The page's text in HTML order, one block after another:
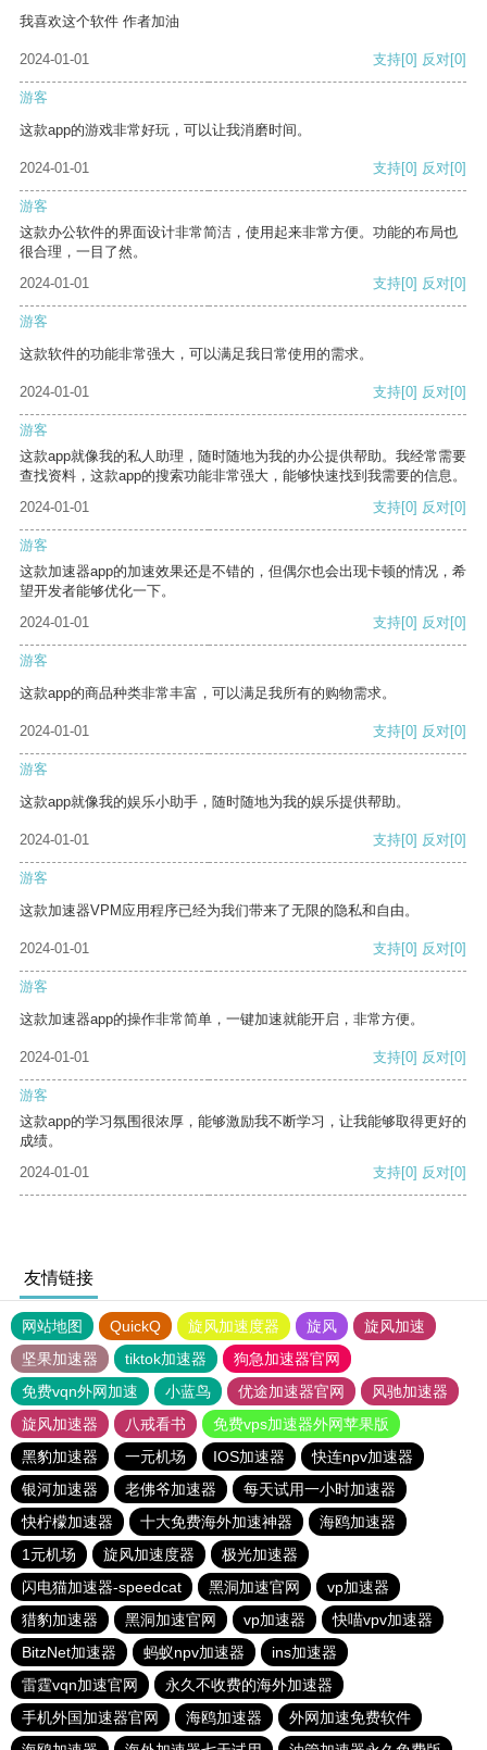
我喜欢这个软件 作者加油
2024-01-01 支持[0] 反对[0]
游客
这款app的游戏非常好玩，可以让我消磨时间。
2024-01-01 支持[0] 反对[0]
游客
这款办公软件的界面设计非常简洁，使用起来非常方便。功能的布局也
很合理，一目了然。
2024-01-01
支持[0] 反对[0]
游客
这款软件的功能非常强大，可以满足我日常使用的需求。
2024-01-01 支持[0] 反对[0]
游客
这款app就像我的私人助理，随时随地为我的办公提供帮助。我经常需要
查找资料，这款app的搜索功能非常强大，能够快速找到我需要的信息。
2024-01-01
支持[0] 反对[0]
游客
这款加速器app的加速效果还是不错的，但偶尔也会出现卡顿的情况，希
望开发者能够优化一下。
2024-01-01
支持[0] 反对[0]
游客
这款app的商品种类非常丰富，可以满足我所有的购物需求。
2024-01-01 支持[0] 反对[0]
游客
这款app就像我的娱乐小助手，随时随地为我的娱乐提供帮助。
2024-01-01 支持[0] 反对[0]
游客
这款加速器VPM应用程序已经为我们带来了无限的隐私和自由。
2024-01-01 支持[0] 反对[0]
游客
这款加速器app的操作非常简单，一键加速就能开启，非常方便。
2024-01-01 支持[0] 反对[0]
游客
这款app的学习氛围很浓厚，能够激励我不断学习，让我能够取得更好的
成绩。
2024-01-01
支持[0] 反对[0]
友情链接
网站地图 QuickQ 旋风加速度器 旋风
旋风加速
坚果加速器
tiktok加速器
狗急加速器官网
免费vqn外网加速
小蓝鸟 优途加速器官网
风驰加速器
旋风加速器
八戒看书
免费vps加速器外网苹果版
黑豹加速器
一元机场 IOS加速器
快连npv加速器
银河加速器
老佛爷加速器
每天试用一小时加速器
快柠檬加速器
十大免费海外加速神器
海鸥加速器
1元机场
旋风加速度器
极光加速器
闪电猫加速器-speedcat
黑洞加速官网
vp加速器
猎豹加速器
黑洞加速官网 vp加速器
快喵vpv加速器
BitzNet加速器
蚂蚁npv加速器
ins加速器
雷霆vqn加速官网
永久不收费的海外加速器
手机外国加速器官网
海鸥加速器
外网加速免费软件